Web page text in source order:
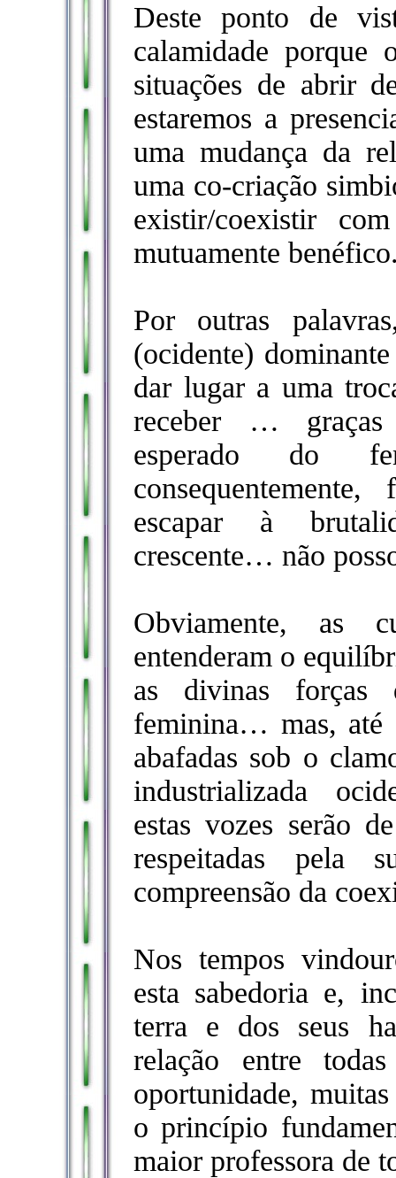
Deste ponto de
calamidade porque
situações de abrir
estaremos a
uma mudança da
uma co-criação
existir/coexistir
mutuamente
Por outras
(ocidente)
dar lugar a uma
receber … graças
esperado do
escapar à
crescente… não
Obviamente, as
entenderam o
as divinas forças
feminina… mas, até
abafadas sob o
industrializada
estas vozes serão
respeitadas pela
compreensão da
Nos tempos
esta sabedoria e,
terra e dos seus
relação entre
oportunidade,
o princípio
maior professora de